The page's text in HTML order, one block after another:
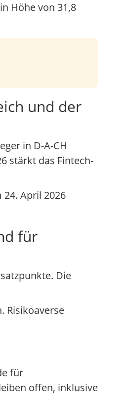
Höhe von 31,8
und der
in D-A-CH
stärkt das Fintech-
24. April 2026
für
Die
Risikoaverse
für
offen, inklusive